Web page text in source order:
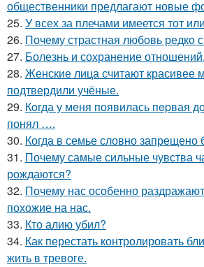
общественники предлагают новые
25. У всех за плечами имеется тот
26. Почему страстная любовь редко
27. Болезнь и сохранение отношений.
28. Женские лица считают красивее
подтвердили учёные.
29. Кoгда у меня появилась пepвая
понял ….
30. Когда в семье словно запрещено
31. Почему самые сильные чувства
рождаются?
32. Почему нас особенно
похожие на нас.
33. Кто алию убил?
34. Как перестать контролировать
жить в тревоге.